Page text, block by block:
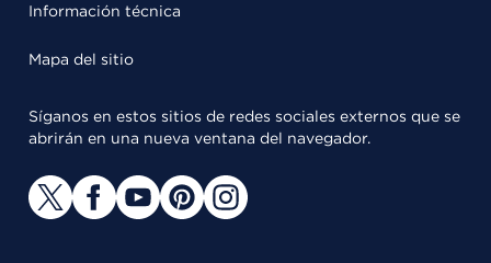
Información técnica
Mapa del sitio
Síganos en estos sitios de redes sociales externos que se
abrirán en una nueva ventana del navegador.